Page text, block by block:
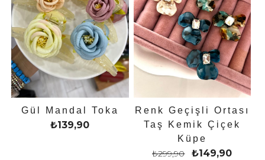
Gül Mandal Toka
₺139,90
Renk Geçişli Ortası
Taş Kemik Çiçek
Küpe
₺299,90 ₺149,90